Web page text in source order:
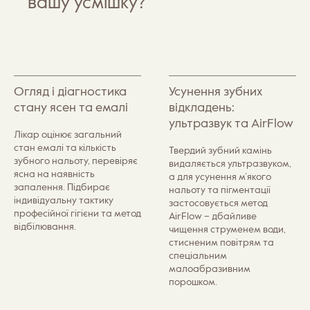
Детальніше
Огляд і діагностика
стану ясен та емалі
Лікар оцінює загальний
стан емалі та кількість
зубного нальоту, перевіряє
ясна на наявність
запалення. Підбирає
індивідуальну тактику
професійної гігієни та метод
відбілювання.
Усунення зубних
відкладень:
ультразвук та AirFlow
Твердий зубний камінь
видаляється ультразвуком,
а для усунення м’якого
нальоту та пігментації
застосовується метод
AirFlow – дбайливе
чищення струменем води,
стисненим повітрям та
спеціальним
малоабразивним
порошком.